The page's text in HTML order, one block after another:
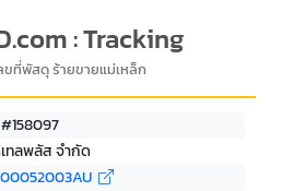
: Tracking
ขที่พัสดุ ร้ายขายแม่เหล็ก
ทลพลัส จำกัด